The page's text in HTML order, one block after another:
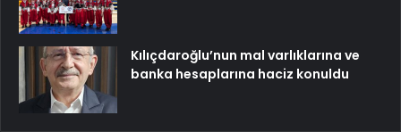
Kılıçdaroğlu’nun mal varlıklarına ve
banka hesaplarına haciz konuldu